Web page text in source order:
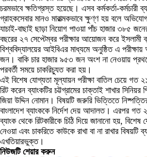
চরমভাবে ক্ষতিগ্রস্ত হয়েছে। এসব কর্মকর্তা-কর্মচারী
গ্রাহকসেবার মানও মারাত্মকভাবে ক্ষুণ্ণ হয় বলে
যাচাই-বাছাই ছাড়া নিয়োগ পাওয়া পাঁচ হাজার ৩৮৫
বছরের ২৭ সেপ্টেম্বর পরীক্ষার আয়োজন করে ইসলামী
বিশ্ববিদ্যালয়ের আইবিএর মাধ্যমে অনুষ্ঠিত এ
জন। বাকি চার হাজার ৯৫৩ জন অংশ না নেওয়ায়
পরবর্তী সময়ে চাকরিচ্যুত করা হয়।
এই বিশেষ যোগ্যতা মূল্যায়ন পরীক্ষা বাতিল চেয়ে গত
রিট করেন ব্যাংকটির চট্টগ্রামের চাক্তাই শাখার সিনিয়র
জিয়া উদ্দিন নোমান। বিষয়টি জরুরি ভিত্তিতে
বাংলাদেশ ব্যাংককে নির্দেশ দেয় আদালত। এরপর গত
ব্যাংক থেকে রিটকারীকে চিঠি দিয়ে জানানো হয়, বিশেষ
নেওয়া এবং চাকরিতে কাউকে রাখা বা না রাখার বিষয়টি
এখতিয়ারভুক্ত।
নিউজটি শেয়ার করুন